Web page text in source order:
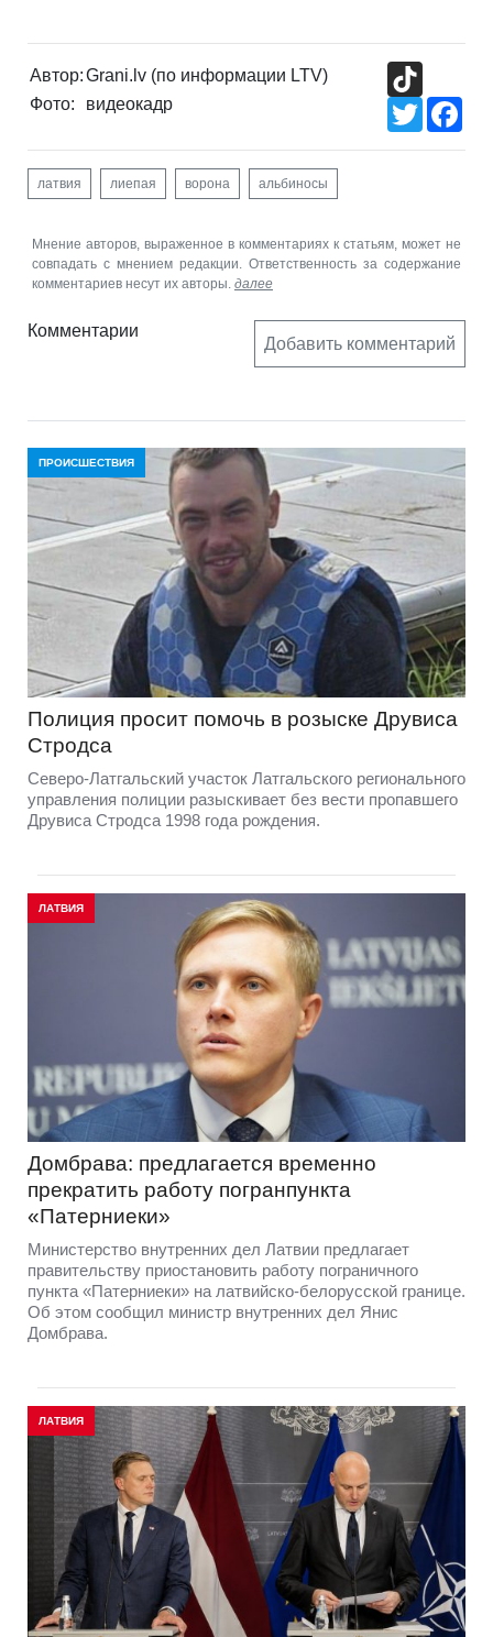
Автор:Grani.lv (по информации LTV)
Фото:
видеокадр
Twitter
латвия лиепая ворона альбиносы
Мнение авторов, выраженное в комментариях к статьям, может не
совпадать с мнением редакции. Ответственность за содержание
комментариев несут их авторы. далее
Комментарии
Добавить комментарий
ПРОИСШЕСТВИЯ
Полиция просит помочь в розыске Друвиса
Стродса
Северо-Латгальский участок Латгальского регионального
управления полиции разыскивает без вести пропавшего
Друвиса Стродса 1998 года рождения.
ЛАТВИЯ
Домбрава: предлагается временно
прекратить работу погранпункта
«Патерниеки»
Министерство внутренних дел Латвии предлагает
правительству приостановить работу пограничного
пункта «Патерниеки» на латвийско-белорусской границе.
Об этом сообщил министр внутренних дел Янис
Домбрава.
ЛАТВИЯ